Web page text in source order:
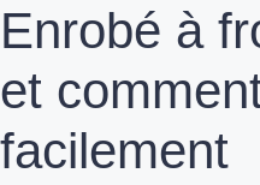
Enrobé à
et
facilement